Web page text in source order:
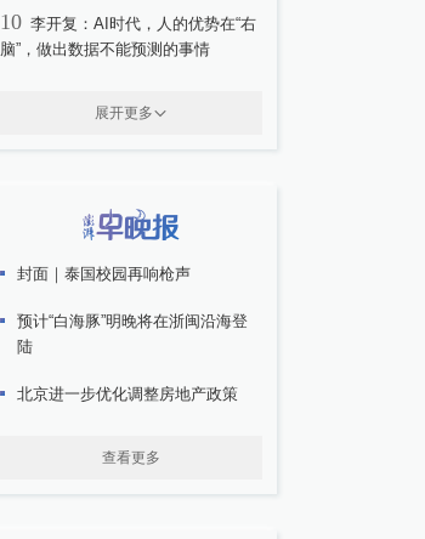
10 李开复：AI时代，人的优势在“右
脑”，做出数据不能预测的事情
展开更多
封面｜泰国校园再响枪声
预计“白海豚”明晚将在浙闽沿海登
陆
北京进一步优化调整房地产政策
查看更多